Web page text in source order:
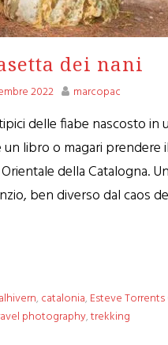
dei nani
2022 marcopac
delle fiabe nascosto
libro o magari prendere
della Catalogna.
ben diverso dal caos
, catalonia, Esteve Torrents
photography,trekking